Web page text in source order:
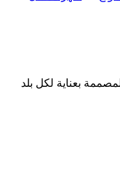
بعناية لكل بلد